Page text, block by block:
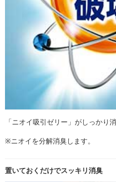
「ニオイ吸引ゼリー」がしっかり消
※ニオイを分解消臭します。
置いておくだけでスッキリ消臭